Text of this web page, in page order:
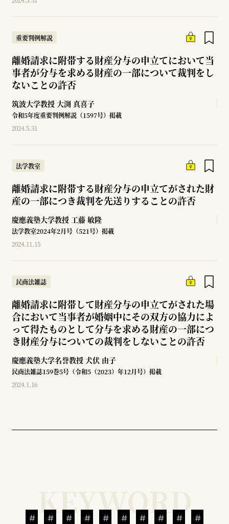
重要判例解説
離婚請求に附帯する財産分与の申立てにおいて当
事者が分与を求める財産の一部について裁判をし
ないことの許否
筑波大学教授 大渕 真喜子
令和5年度重要判例解説（1597号）掲載
2024.5.31
法学教室
離婚請求に附帯する財産分与の申立てがされた財
産の一部につき裁判を先送りすることの許否
慶應義塾大学教授 工藤 敏隆
法学教室2024年2月号（521号）掲載
2024.11.15
民商法雑誌
離婚請求に附帯して財産分与の申立てがされた場
合において当事者が婚姻中にその双方の協力によ
って得たものとして分与を求める財産の一部につ
き財産分与についての裁判をしないことの許否
慶應義塾大学名誉教授 犬伏 由子
民商法雑誌159巻5号（令和5（2023）年12月号）掲載
2024.1.16